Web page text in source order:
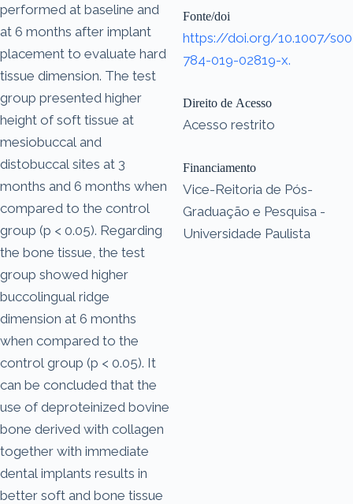
performed at baseline and
at 6 months after implant
placement to evaluate hard
tissue dimension. The test
group presented higher
height of soft tissue at
mesiobuccal and
distobuccal sites at 3
months and 6 months when
compared to the control
group (p < 0.05). Regarding
the bone tissue, the test
group showed higher
buccolingual ridge
dimension at 6 months
when compared to the
control group (p < 0.05). It
can be concluded that the
use of deproteinized bovine
bone derived with collagen
together with immediate
dental implants results in
better soft and bone tissue
Fonte/doi
https://doi.org/10.1007/s00
784-019-02819-x.
Direito de Acesso
Acesso restrito
Financiamento
Vice-Reitoria de Pós-
Graduação e Pesquisa -
Universidade Paulista